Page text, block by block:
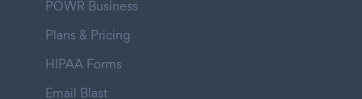
POWR Business
Plans & Pricing
HIPAA Forms
Email Blast